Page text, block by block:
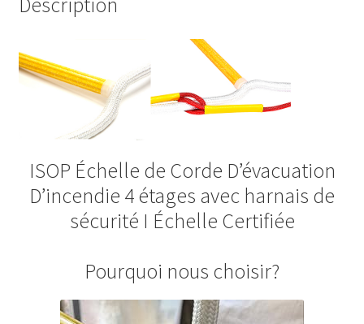
ISOP Échelle de Corde D’évacuation
D’incendie 4 étages avec harnais de
sécurité I Échelle Certifiée
Pourquoi nous choisir?